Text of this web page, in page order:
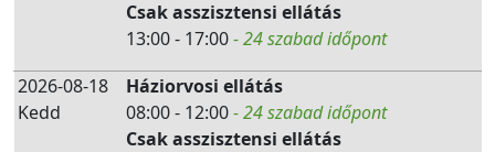
Csak asszisztensi ellátás
13:00 - 17:00- 24 szabad időpont
2026-08-18
Kedd
Háziorvosi ellátás
08:00 - 12:00- 24 szabad időpont
Csak asszisztensi ellátás